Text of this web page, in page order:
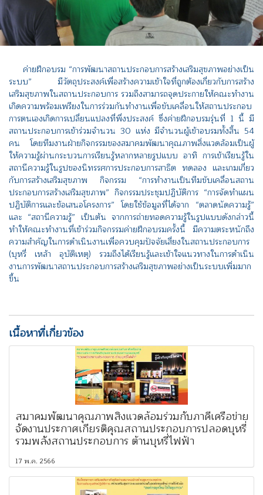
ค่ายฝึกอบรม “การพัฒนาสถานประกอบการสร้างเสริมสุขภาพอย่างเป็น
ระบบ” มีวัตถุประสงค์เพื่อสร้างความเข้าใจที่ถูกต้องเกี่ยวกับการสร้าง
เสริมสุขภาพในสถานประกอบการ รวมถึงสามารถจุดประกายให้คณะทำงาน
เกิดความพร้อมเพรียงในการร่วมกันทำงานเพื่อขับเคลื่อนให้สถานประกอบ
การตนเองเกิดการเปลี่ยนแปลงที่พึ่งประสงค์ ซึ่งค่ายฝึกอบรมรุ่นที่ 1 นี้ มี
สถานประกอบการเข้าร่วมจำนวน 30 แห่ง มีจำนวนผู้เข้าอบรมทั้งสิ้น 54
คน โดยทีมงานฝ่ายกิจกรรมของสมาคมพัฒนาคุณภาพสิ่งแวดล้อมเป็นผู้
ให้ความรู้ผ่านกระบวนการเรียนรู้หลากหลายรูปแบบ อาทิ การเข้าเรียนรู้ใน
สถานีความรู้ในรูปของนิทรรศการประกอบการสาธิต ทดลอง และเกมเกี่ยว
กับการสร้างเสริมสุขภาพ กิจกรรม “การทำงานเป็นทีมขับเคลื่อนสถาน
ประกอบการสร้างเสริมสุขภาพ” กิจกรรมประชุมปฏิบัติการ “การจัดทำแผน
ปฏิบัติการและข้อเสนอโครงการ” โดยใช้ข้อมูลที่ได้จาก “ตลาดนัดความรู้”
และ “สถานีความรู้” เป็นต้น จากการถ่ายทอดความรู้ในรูปแบบดังกล่าวนี้
ทำให้คณะทำงานที่เข้าร่วมกิจกรรมค่ายฝึกอบรมครั้งนี้ มีความตระหนักถึง
ความสำคัญในการดำเนินงานเพื่อควบคุมปัจจัยเสี่ยงในสถานประกอบการ
(บุหรี่ เหล้า อุบัติเหตุ) รวมถึงได้เรียนรู้และเข้าใจแนวทางในการดำเนิน
งานการพัฒนาสถานประกอบการสร้างเสริมสุขภาพอย่างเป็นระบบเพิ่มมาก
ขึ้น
เนื้อหาที่เกี่ยวข้อง
สมาคมพัฒนาคุณภาพสิ่งแวดล้อมร่วมกับภาคีเครือข่าย
จัดงานประกาศเกียรติคุณสถานประกอบการปลอดบุหรี่
รวมพลังสถานประกอบการ ต้านบุหรี่ไฟฟ้า
17 พ.ค. 2566